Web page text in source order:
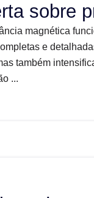
sobre
magnética
e
também
...